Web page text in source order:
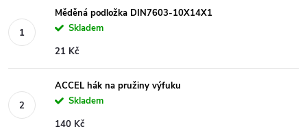
Měděná podložka DIN7603-10X14X1
Skladem
21 Kč
ACCEL hák na pružiny výfuku
Skladem
140 Kč